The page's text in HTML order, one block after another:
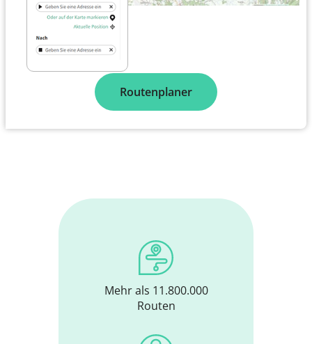
Routenplaner
Mehr als 11.800.000
Routen